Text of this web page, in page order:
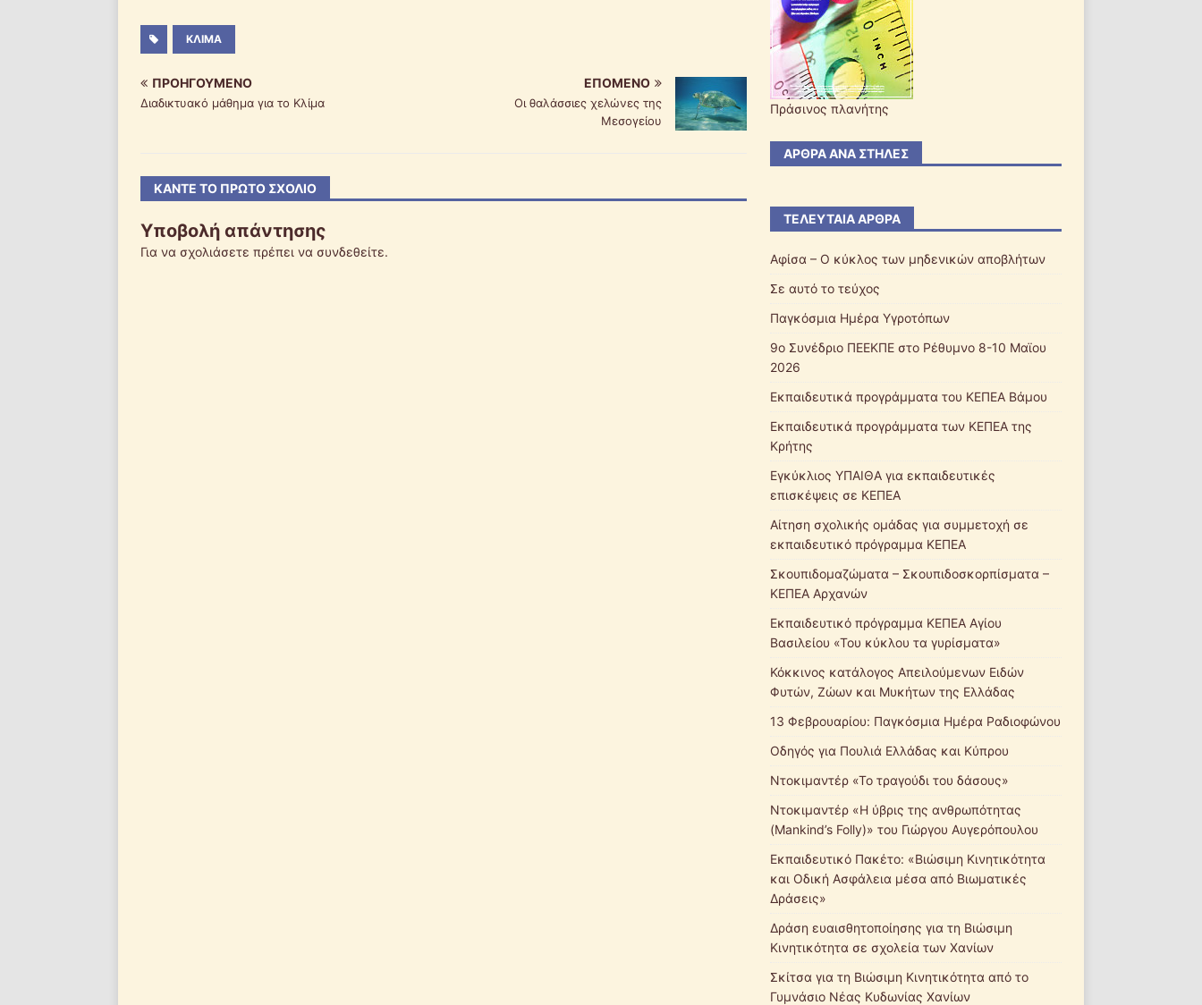
ΚΛΊΜΑ
ΠΡΟΗΓΟΎΜΕΝΟ
Διαδικτυακό μάθημα για το Κλίμα
ΕΠΌΜΕΝΟ
Οι θαλάσσιες χελώνες της
Μεσογείου
ΚΆΝΤΕ ΤΟ ΠΡΏΤΟ ΣΧΌΛΙΟ
Υποβολή απάντησης
Για να σχολιάσετε πρέπει να συνδεθείτε.
Πράσινος πλανήτης
ΆΡΘΡΑ ΑΝΆ ΣΤΉΛΕΣ
ΤΕΛΕΥΤΑΊΑ ΆΡΘΡΑ
Αφίσα – Ο κύκλος των μηδενικών αποβλήτων
Σε αυτό το τεύχος
Παγκόσμια Ημέρα Υγροτόπων
9ο Συνέδριο ΠΕΕΚΠΕ στο Ρέθυμνο 8-10 Μαϊου
2026
Εκπαιδευτικά προγράμματα του ΚΕΠΕΑ Βάμου
Εκπαιδευτικά προγράμματα των ΚΕΠΕΑ της
Κρήτης
Εγκύκλιος ΥΠΑΙΘΑ για εκπαιδευτικές
επισκέψεις σε ΚΕΠΕΑ
Αίτηση σχολικής ομάδας για συμμετοχή σε
εκπαιδευτικό πρόγραμμα ΚΕΠΕΑ
Σκουπιδομαζώματα – Σκουπιδοσκορπίσματα –
ΚΕΠΕΑ Αρχανών
Εκπαιδευτικό πρόγραμμα ΚΕΠΕΑ Αγίου
Βασιλείου «Του κύκλου τα γυρίσματα»
Κόκκινος κατάλογος Απειλούμενων Ειδών
Φυτών, Ζώων και Μυκήτων της Ελλάδας
13 Φεβρουαρίου: Παγκόσμια Ημέρα Ραδιοφώνου
Οδηγός για Πουλιά Ελλάδας και Κύπρου
Ντοκιμαντέρ «Το τραγούδι του δάσους»
Ντοκιμαντέρ «Η ύβρις της ανθρωπότητας
(Mankind’s Folly)» του Γιώργου Αυγερόπουλου
Εκπαιδευτικό Πακέτο: «Βιώσιμη Κινητικότητα
και Οδική Ασφάλεια μέσα από Βιωματικές
Δράσεις»
Δράση ευαισθητοποίησης για τη Βιώσιμη
Κινητικότητα σε σχολεία των Χανίων
Σκίτσα για τη Βιώσιμη Κινητικότητα από το
Γυμνάσιο Νέας Κυδωνίας Χανίων